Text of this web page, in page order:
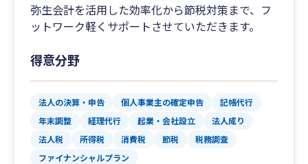
弥生会計を活用した効率化から節税対策まで、フ
ットワーク軽くサポートさせていただきます。
得意分野
法人の決算・申告 個人事業主の確定申告
記帳代行
年末調整
経理代行 起業・会社設立
法人成り
法人税
所得税 消費税 節税
税務調査
ファイナンシャルプラン